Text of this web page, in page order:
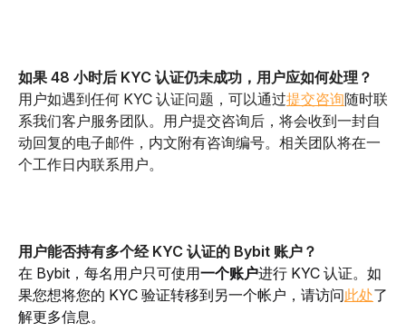
如果 48 小时后 KYC 认证仍未成功，用户应如何处理？
用户如遇到任何 KYC 认证问题，可以通过提交咨询随时联
系我们客户服务团队。用户提交咨询后，将会收到一封自
动回复的电子邮件，内文附有咨询编号。相关团队将在一
个工作日内联系用户。
用户能否持有多个经 KYC 认证的 Bybit 账户？
在 Bybit，每名用户只可使用一个账户进行 KYC 认证。如
果您想将您的 KYC 验证转移到另一个帐户，请访问此处了
解更多信息。